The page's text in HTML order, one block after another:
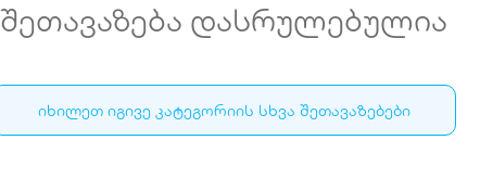
შეთავაზება დასრულებულია
იხილეთ იგივე კატეგორიის სხვა შეთავაზებები
სასტუმრო პოლო 360 • HOTEL POLO 360
5-30 ივნისი, ბათუმში, აივნიანი ნომრები 2 ან 3 სტუმარზე
ქალაქის ან ზღვის ხედით